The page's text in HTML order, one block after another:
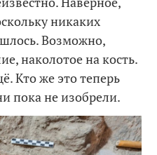
никаких
Возможно,
наколотое на кость.
Кто же это теперь
пока не изобрели.